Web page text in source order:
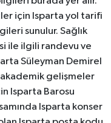
için Isparta yol tarifi
sunulur. Sağlık
ile ilgili randevu ve
Süleyman Demirel
gelişmeler
Isparta Barosu
Isparta konser